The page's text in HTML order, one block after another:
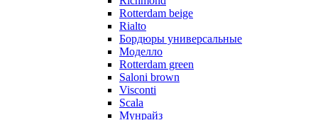
Rotterdam beige
Rialto
Бордюры универсальные
Моделло
Rotterdam green
Saloni brown
Visconti
Scala
Мунрайз